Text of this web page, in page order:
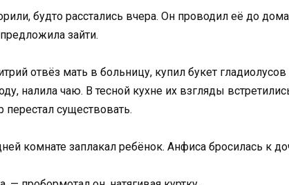
будто расстались вчера. Он проводил её до
зайти.
отвёз мать в больницу, купил букет
налила чаю. В тесной кухне их взгляды
перестал существовать.
комнате заплакал ребёнок. Анфиса бросилась к